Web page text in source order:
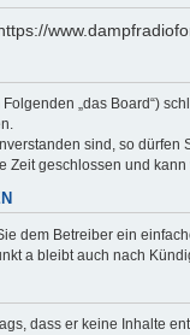
Folgenden „das Board“)
sind, so
Zeit geschlossen und
dem Betreiber ein
a bleibt auch nach
dass er keine Inhalte